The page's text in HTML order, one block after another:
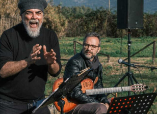
teatrali della tradizione medievale,
l’Araldo del borgo e il Mendicante